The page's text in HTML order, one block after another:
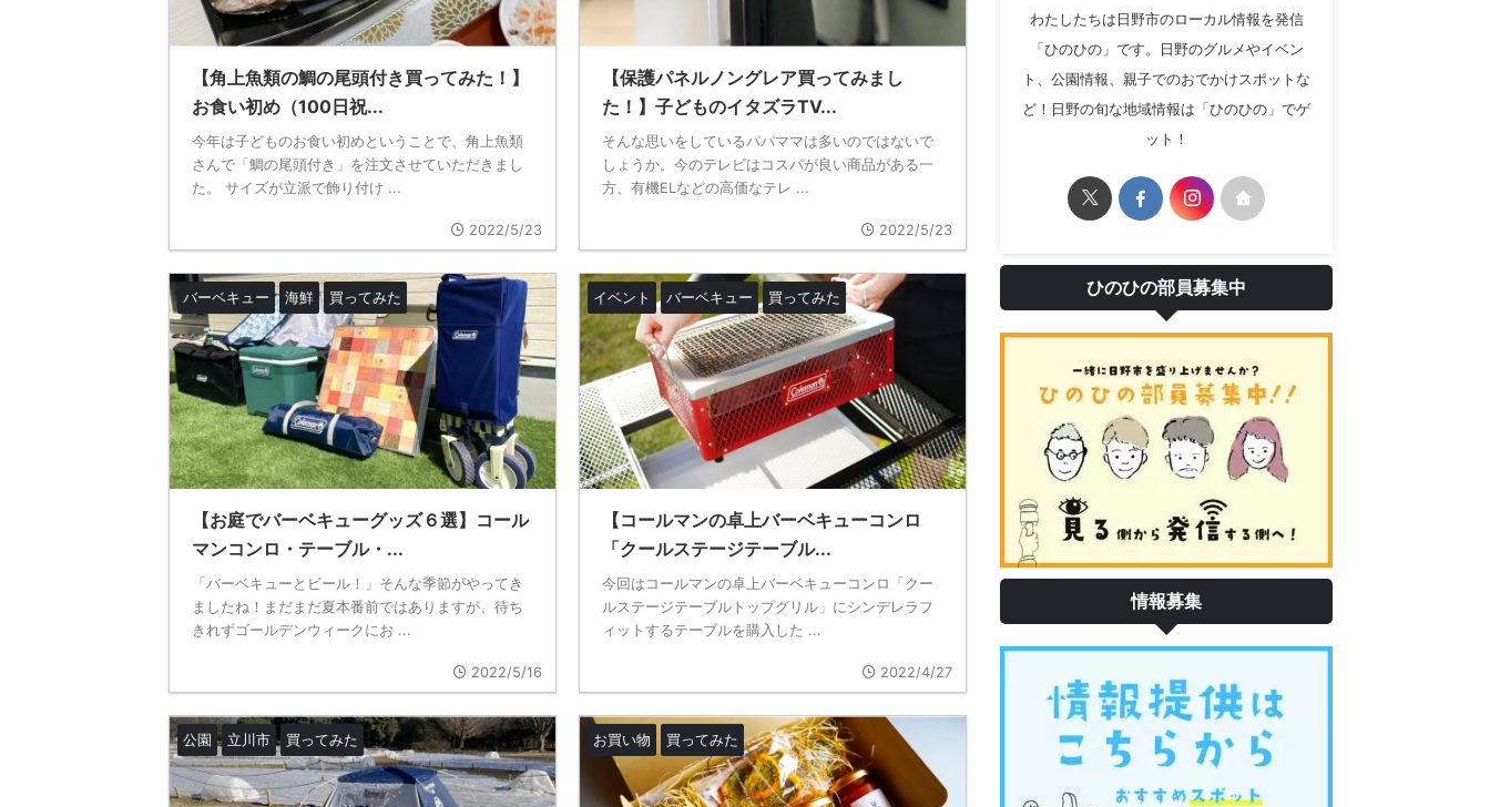
【角上魚類の鯛の尾頭付き買ってみた！】
お食い初め（100日祝...
今年は子どものお食い初めということで、角上魚類
さんで「鯛の尾頭付き」を注文させていただきまし
た。 サイズが立派で飾り付け ...
2022/5/23
【保護パネルノングレア買ってみまし
た！】子どものイタズラTV...
そんな思いをしているパパママは多いのではないで
しょうか。今のテレビはコスパが良い商品がある一
方、有機ELなどの高価なテレ ...
2022/5/23
バーベキュー 海鮮 買ってみた
【お庭でバーベキューグッズ６選】コール
マンコンロ・テーブル・...
「バーベキューとビール！」そんな季節がやってき
ましたね！まだまだ夏本番前ではありますが、待ち
きれずゴールデンウィークにお ...
2022/5/16
イベント バーベキュー 買ってみた
【コールマンの卓上バーベキューコンロ
「クールステージテーブル...
今回はコールマンの卓上バーベキューコンロ「クー
ルステージテーブルトップグリル」にシンデレラフ
ィットするテーブルを購入した ...
2022/4/27
公園 立川市 買ってみた お買い物 買ってみた
わたしたちは日野市のローカル情報を発信
「ひのひの」です。日野のグルメやイベン
ト、公園情報、親子でのおでかけスポットな
ど！日野の旬な地域情報は「ひのひの」でゲ
ット！
ひのひの部員募集中
情報募集